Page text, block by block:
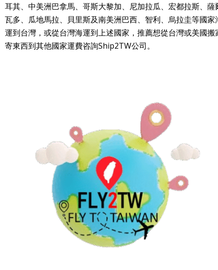
耳其、中美洲巴拿馬、哥斯大黎加、尼加拉瓜、宏都拉斯、薩
瓦多、瓜地馬拉、貝里斯及南美洲巴西、智利、烏拉圭等國家
運到台灣，或從台灣海運到上述國家，推薦想從台灣或美國搬
寄東西到其他國家運費咨詢Ship2TW公司。